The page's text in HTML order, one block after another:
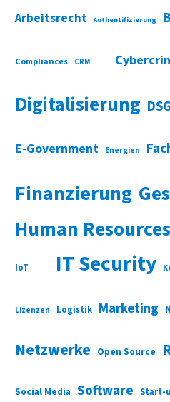
Arbeitsrecht Authentifizierung
Compliances CRM
Digitalisierung
E-Government Energien
Finanzierung
Human Resources
IoT IT Security
Lizenzen Logistik Marketing
Netzwerke Open Source
Social Media Software Start-